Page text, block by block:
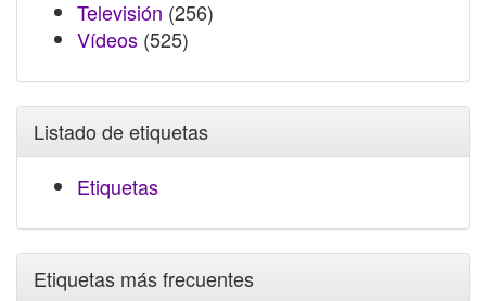
Televisión (256)
Vídeos (525)
Listado de etiquetas
Etiquetas
Etiquetas más frecuentes